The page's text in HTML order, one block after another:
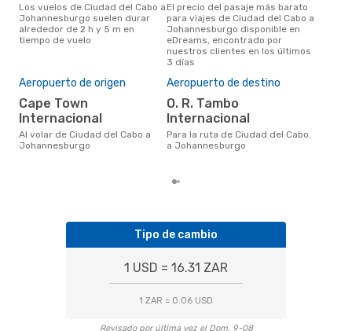
Los vuelos de Ciudad del Cabo a
Johannesburgo suelen durar
alrededor de 2 h y 5 m en
tiempo de vuelo
El precio del pasaje más barato
para viajes de Ciudad del Cabo a
Johannesburgo disponible en
eDreams, encontrado por
nuestros clientes en los últimos
3 días
Aeropuerto de origen
Cape Town
Internacional
Al volar de Ciudad del Cabo a
Johannesburgo
Aeropuerto de destino
O. R. Tambo
Internacional
Para la ruta de Ciudad del Cabo
a Johannesburgo
Tipo de cambio
1 USD = 16.31 ZAR
1 ZAR = 0.06 USD
Revisado por última vez el Dom. 9-08